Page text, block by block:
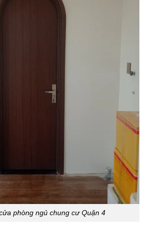
phòng ngủ chung cư Quận 4